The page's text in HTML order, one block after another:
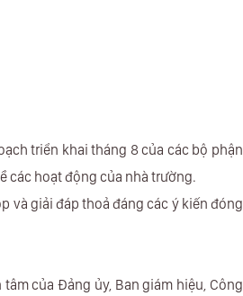
triển khai tháng 8 của các bộ phận
các hoạt động của nhà trường.
và giải đáp thoả đáng các ý kiến đóng
của Đảng ủy, Ban giám hiệu, Công